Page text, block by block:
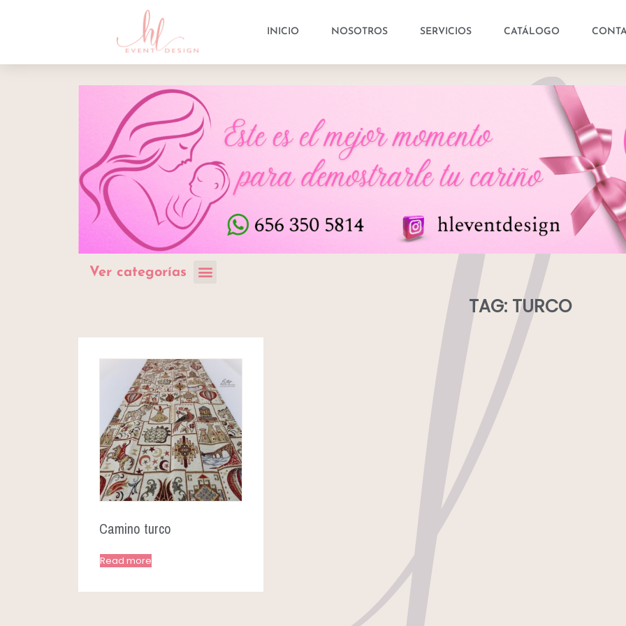
INICIO NOSOTROS SERVICIOS CATÁLOGO
Ver categorías
TAG: TURCO
Camino turco
Read more